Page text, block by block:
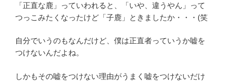
「正直な鹿」っていわれると、「いや、違うやん」って
つっこみたくなったけど「子鹿」ときましたか・・・(笑
自分でいうのもなんだけど、僕は正直者っていうか嘘を
つけないんだよね。
しかもその嘘をつけない理由がうまく嘘をつけないだけ